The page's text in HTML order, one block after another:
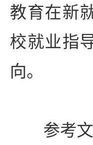
教育在新
校就业指
向。
参考文